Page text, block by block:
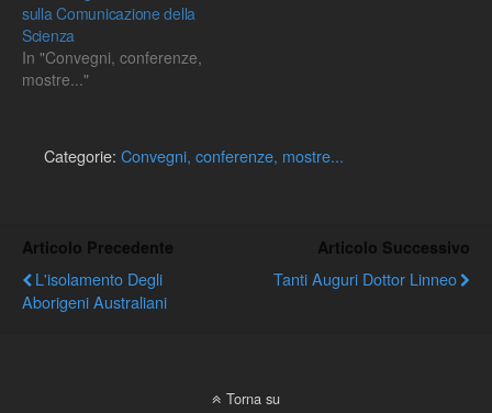
sulla Comunicazione della
Scienza
In "Convegni, conferenze,
mostre..."
Categorie: Convegni, conferenze, mostre...
Articolo Precedente
L'isolamento Degli
Aborigeni Australiani
Articolo Successivo
Tanti Auguri Dottor Linneo
Torna su